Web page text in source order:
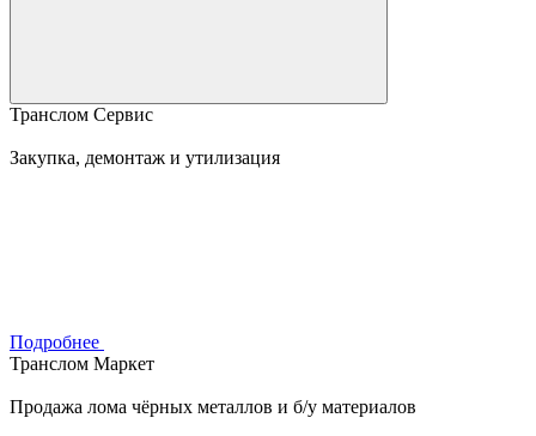
Транслом Сервис
Закупка, демонтаж и утилизация
Подробнее
Транслом Маркет
Продажа лома чёрных металлов и б/у материалов